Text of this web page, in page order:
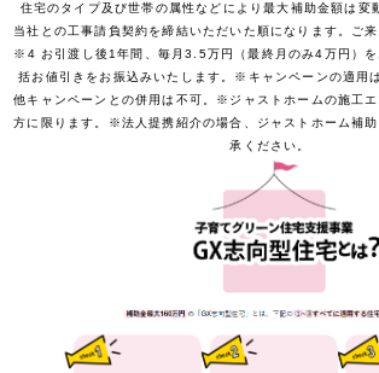
住宅のタイプ及び世帯の属性などにより最大補助金額は
当社との工事請負契約を締結いただいた順になります。ご
※4 お引渡し後1年間、毎月3.5万円（最終月のみ4万円）を
括お値引きをお振込みいたします。※キャンペーンの適用
他キャンペーンとの併用は不可。※ジャストホームの施工
方に限ります。※法人提携紹介の場合、ジャストホーム補
承ください。